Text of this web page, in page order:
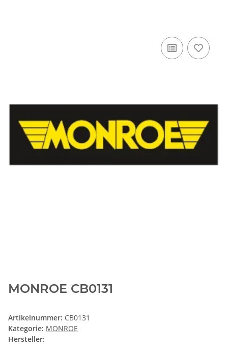
MONROE CB0131
Artikelnummer: CB0131
Kategorie: MONROE
Hersteller: